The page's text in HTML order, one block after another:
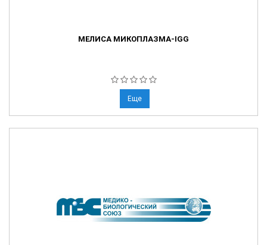
МЕЛИСА МИКОПЛАЗМА-IGG
Еще